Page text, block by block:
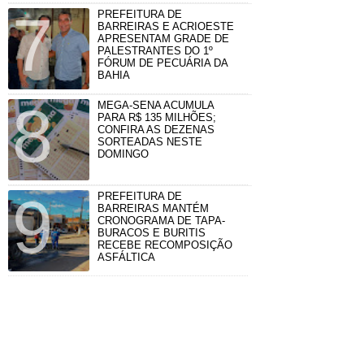
PREFEITURA DE
BARREIRAS E ACRIOESTE
APRESENTAM GRADE DE
PALESTRANTES DO 1º
FÓRUM DE PECUÁRIA DA
BAHIA
MEGA-SENA ACUMULA
PARA R$ 135 MILHÕES;
CONFIRA AS DEZENAS
SORTEADAS NESTE
DOMINGO
PREFEITURA DE
BARREIRAS MANTÉM
CRONOGRAMA DE TAPA-
BURACOS E BURITIS
RECEBE RECOMPOSIÇÃO
ASFÁLTICA